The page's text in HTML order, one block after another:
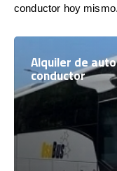
conductor hoy mismo.
Alquiler de
conductor